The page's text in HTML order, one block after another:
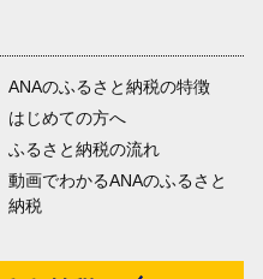
ANAのふるさと納税の特徴
はじめての方へ
ふるさと納税の流れ
動画でわかるANAのふるさと
納税